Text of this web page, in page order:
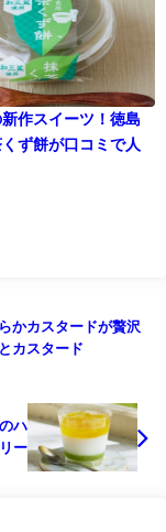
作スイーツ！徳島
ず餅が口コミで人
かカスタードが贅沢
カスタード
ハ
ー